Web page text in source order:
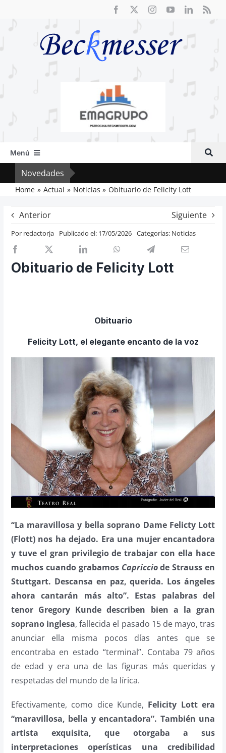
Menú
Inicio
Actual
Artículos
Previos de ópera
Entrevistas
Recomendación
Novedades
Home Actual Noticias Obituario de Felicity Lott
Anterior Siguiente
Por redactorja Publicado el: 17/05/2026 Categorías: Noticias
Obituario de Felicity Lott
Obituario
Felicity Lott, el elegante encanto de la voz
“La maravillosa y bella soprano Dame Felicty Lott
(Flott) nos ha dejado. Era una mujer encantadora
y tuve el gran privilegio de trabajar con ella hace
muchos cuando grabamos Capricciode Strauss en
Stuttgart. Descansa en paz, querida. Los ángeles
ahora cantarán más alto”. Estas palabras del
tenor Gregory Kunde describen bien a la gran
soprano inglesa, fallecida el pasado 15 de mayo, tras
anunciar ella misma pocos días antes que se
encontraba en estado “terminal”. Contaba 79 años
de edad y era una de las figuras más queridas y
respetadas del mundo de la lírica.
Efectivamente, como dice Kunde, Felicity Lott era
“maravillosa, bella y encantadora”. También una
artista exquisita, que otorgaba a sus
interpretaciones operísticas una credibilidad